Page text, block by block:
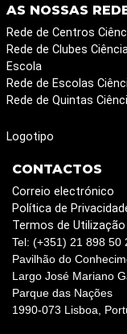
AS NOSSAS
Rede de Centros
Rede de Clubes
Escola
Rede de Escolas
Rede de Quintas
Logotipo
CONTACTOS
Correio electrónico
Política de
Termos de Utilização
Tel: (+351) 21 898 50
Pavilhão do
Largo José Mariano
Parque das Nações
1990-073 Lisboa,